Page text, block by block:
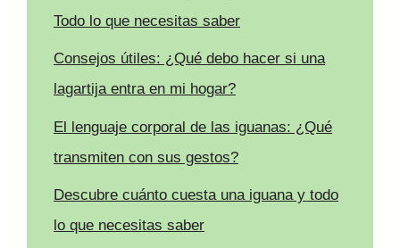
Todo lo que necesitas saber
Consejos útiles: ¿Qué debo hacer si una
lagartija entra en mi hogar?
El lenguaje corporal de las iguanas: ¿Qué
transmiten con sus gestos?
Descubre cuánto cuesta una iguana y todo
lo que necesitas saber